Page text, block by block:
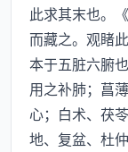
此求其末也。
而藏之。观睹
本于五脏六腑
用之补肺；菖
心；白术、茯
地、复盆、杜